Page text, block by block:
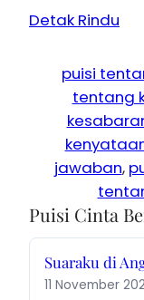
Detak Rindu
puisi
tentang
jawaban,
Puisi Cinta
Suaraku di
11 November